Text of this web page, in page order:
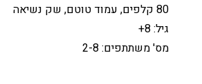
80 קלפים, עמוד טוטם, שק נשיאה
גיל: 8+
מס' משתתפים: 2-8